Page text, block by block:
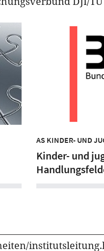
AS KINDER- UND
Kinder- und